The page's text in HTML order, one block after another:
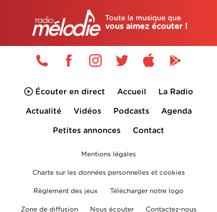
Toute la musique que
vous aimez écouter !
Écouter en direct Accueil La Radio
Actualité Vidéos Podcasts Agenda
Petites annonces Contact
Mentions légales
Charte sur les données personnelles et cookies
Règlement des jeux Télécharger notre logo
Zone de diffusion Nous écouter Contactez-nous